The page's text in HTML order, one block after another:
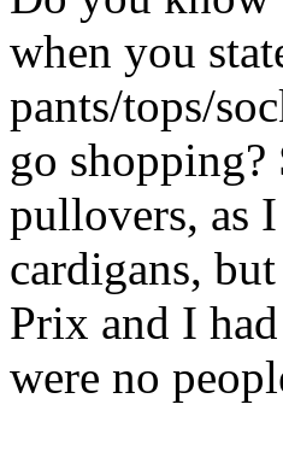
when you
pants/tops/
go
pullovers, as
cardigans,
Prix and I
were no